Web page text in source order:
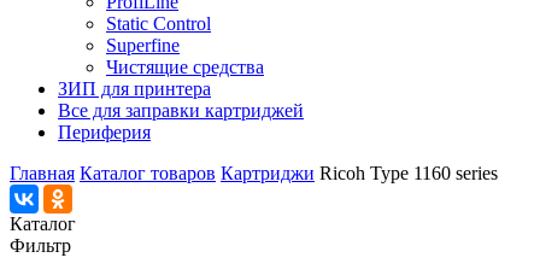
Static Control
Superfine
Чистящие средства
ЗИП для принтера
Все для заправки картриджей
Периферия
Главная Каталог товаров Картриджи Ricoh Type 1160 series
Каталог
Фильтр